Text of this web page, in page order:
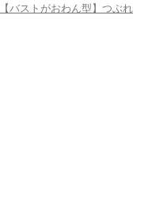
バストがおわん型】つぶれ